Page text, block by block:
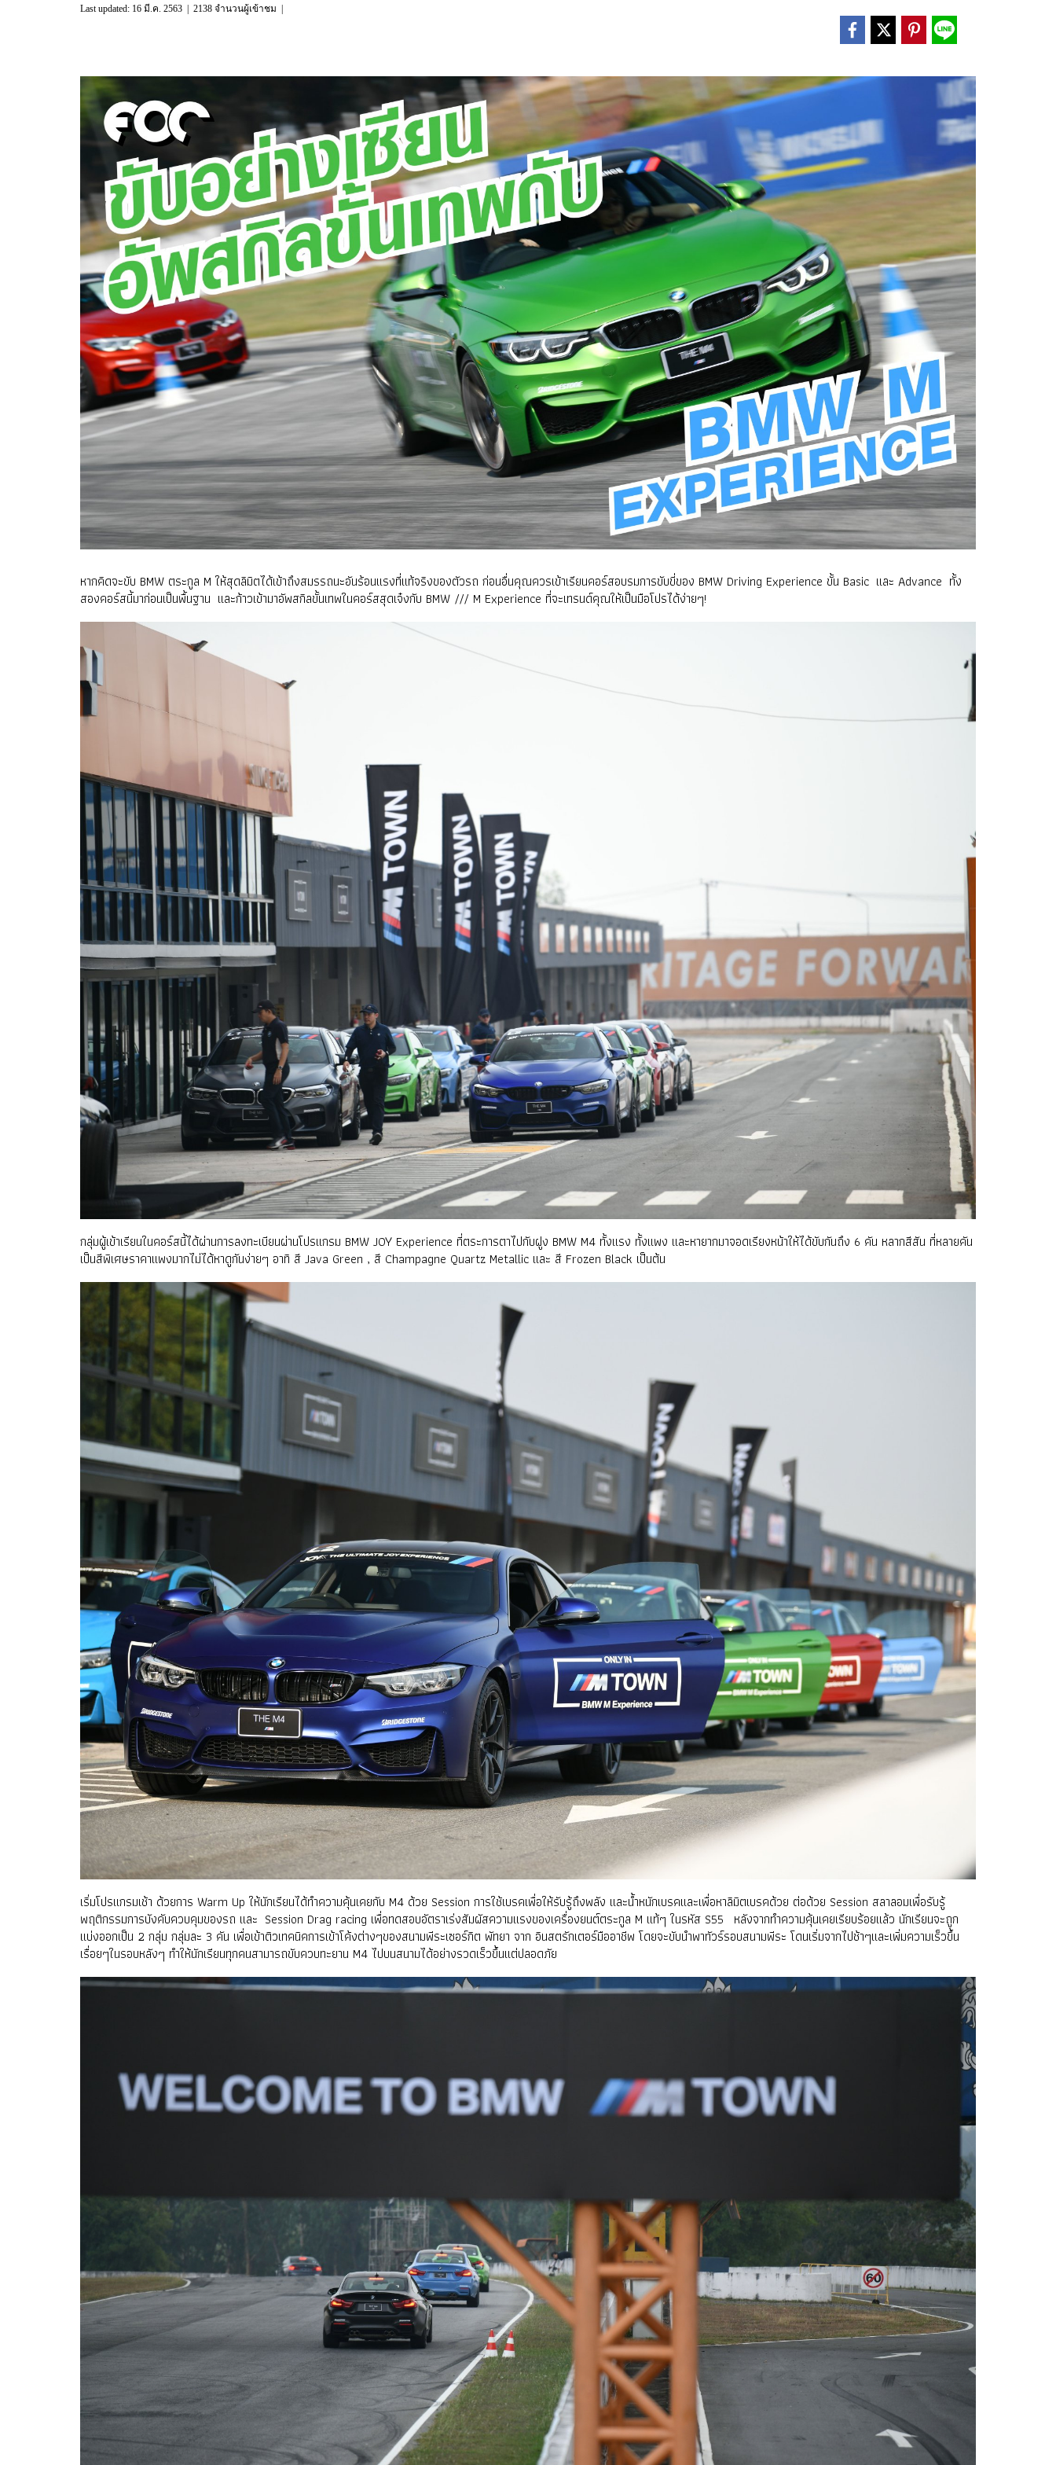
Last updated: 16 มี.ค. 2563 2138 จำนวนผู้เข้าชม
หากคิดจะขับ BMW ตระกูล M ให้สุดลิมิตได้เข้าถึงสมรรถนะอันร้อนแรงที่แท้จริงของตัวรถ ก่อนอื่นคุณควรเข้าเรียนคอร์สอบรมการขับขี่ของ BMW Driving Experience ขั้น Basic และ Advance ทั้ง
สองคอร์สนี้มาก่อนเป็นพื้นฐาน และก้าวเข้ามาอัพสกิลขั้นเทพในคอร์สสุดเจ๋งกับ BMW /// M Experience ที่จะเทรนด์คุณให้เป็นมือโปรได้ง่ายๆ!
กลุ่มผู้เข้าเรียนในคอร์สนี้ได้ผ่านการลงทะเบียนผ่านโปรแกรม BMW JOY Experience ที่ตระการตาไปกับฝูง BMW M4 ทั้งแรง ทั้งแพง และหายากมาจอดเรียงหน้าให้ได้ขับกันถึง 6 คัน หลากสีสัน ที่หลายคัน
เป็นสีพิเศษราคาแพงมากไม่ได้หาดูกันง่ายๆ อาทิ สี Java Green , สี Champagne Quartz Metallic และ สี Frozen Black เป็นต้น
เริ่มโปรแกรมเช้า ด้วยการ Warm Up ให้นักเรียนได้ทำความคุ้นเคยกับ M4 ด้วย Session การใช้เบรคเพื่อให้รับรู้ถึงพลัง และน้ำหนักเบรคและเพื่อหาลิมิตเบรคด้วย ต่อด้วย Session สลาลอมเพื่อรับรู้
พฤติกรรมการบังคับควบคุมของรถ และ Session Drag racing เพื่อทดสอบอัตราเร่งสัมผัสความแรงของเครื่องยนต์ตระกูล M แท้ๆ ในรหัส S55 หลังจากทำความคุ้นเคยเรียบร้อยแล้ว นักเรียนจะถูก
แบ่งออกเป็น 2 กลุ่ม กลุ่มละ 3 คัน เพื่อเข้าติวเทคนิคการเข้าโค้งต่างๆของสนามพีระเซอร์กิต พัทยา จาก อินสตรักเตอร์มืออาชีพ โดยจะขับนำพาทัวร์รอบสนามพีระ โดนเริ่มจากไปช้าๆและเพิ่มความเร็วขึ้น
เรื่อยๆในรอบหลังๆ ทำให้นักเรียนทุกคนสามารถขับควบทะยาน M4 ไปบนสนามได้อย่างรวดเร็วขึ้นแต่ปลอดภัย